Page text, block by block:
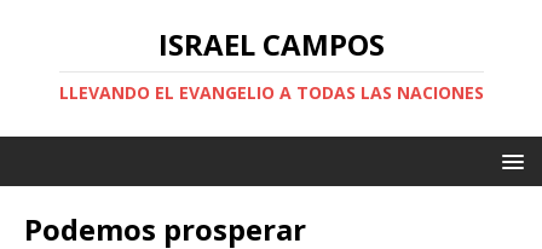
ISRAEL CAMPOS
LLEVANDO EL EVANGELIO A TODAS LAS NACIONES
Podemos prosperar